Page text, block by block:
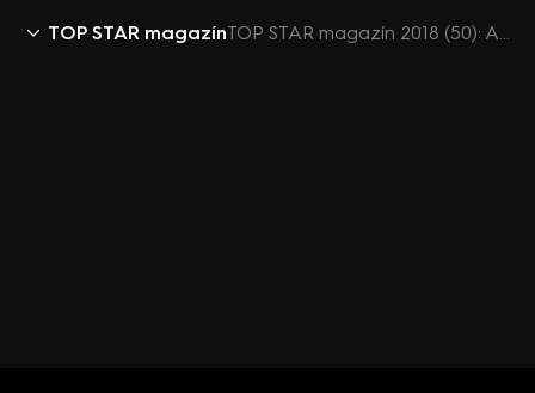
TOP STAR magazín TOP STAR magazín 2018 (50): Agáta - lesk na rty